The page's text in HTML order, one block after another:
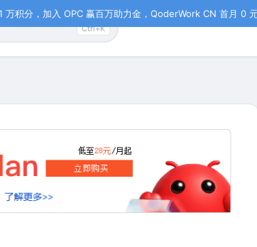
积分，加入 OPC 赢百万助力金，QoderWork CN 首月 0
Ctrl+K